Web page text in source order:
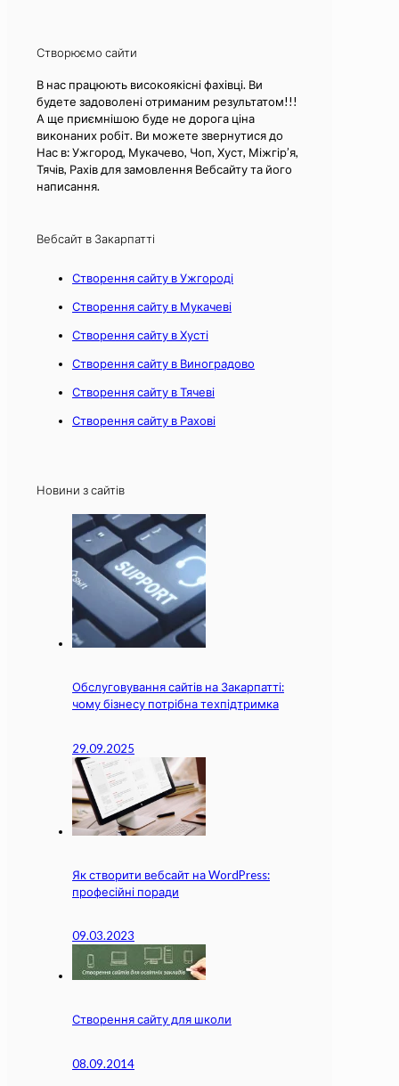
Створюємо сайти
В нас працюють високоякісні фахівці. Ви
будете задоволені отриманим результатом!!!
А ще приємнішою буде не дорога ціна
виконаних робіт. Ви можете звернутися до
Нас в: Ужгород, Мукачево, Чоп, Хуст, Міжгір’я,
Тячів, Рахів для замовлення Вебсайту та його
написання.
Вебсайт в Закарпатті
Створення сайту в Ужгороді
Створення сайту в Мукачеві
Створення сайту в Хусті
Створення сайту в Виноградово
Створення сайту в Тячеві
Створення сайту в Рахові
Новини з сайтів
Обслуговування сайтів на Закарпатті:
чому бізнесу потрібна техпідтримка
29.09.2025
Як створити вебсайт на WordPress:
професійні поради
09.03.2023
Створення сайту для школи
08.09.2014